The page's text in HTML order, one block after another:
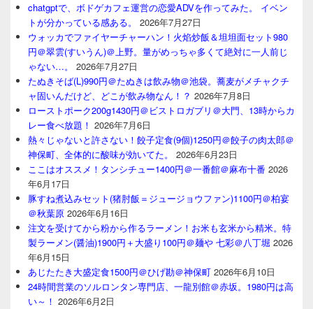
chatgptで、ボドゲカフェ運営の恋愛ADVを作ってみた。 イベン
トが分かっている感ある。
2026年7月27日
ウォッカでファイヤーチャーハン！火焰炒飯＆坦坦面セット980
円＠翠雲(すいうん)＠上野。量がめっちゃ多くて絶対に一人前じ
ゃない…。
2026年7月27日
たぬきそば(L)990円＠たぬきは飲み物＠池袋。蕎麦がメチャクチ
ャ固いんだけど、どこが飲み物なん！？ 2026年7月8日
ローストポーク200g1430円＠ビストロガブリ＠大門、13時からカ
レー食べ放題！ 2026年7月6日
熱々じゃないと許さない！餃子定食(9個)1250円＠餃子の肉太郎＠
神保町、全体的に酸味が効いてた。
2026年6月23日
ここはオススメ！タンシチュー1400円＠一番館＠麻布十番 2026
年6月17日
豚すね煮込みセット(猪肘飯＝ジュージョウファン)1100円＠柏宴
＠秋葉原 2026年6月16日
注文を受けてから粉から作るラーメン！お米も玄米から精米。特
製ラーメン(醤油)1900円＋大盛り100円＠麺や 七彩＠八丁堀 2026
年6月15日
あじたたき大盛定食1500円＠ひげ勘＠神保町 2026年6月10日
24時間営業のソルロンタン専門店、一龍別館＠赤坂。1980円は高
い～！ 2026年6月2日